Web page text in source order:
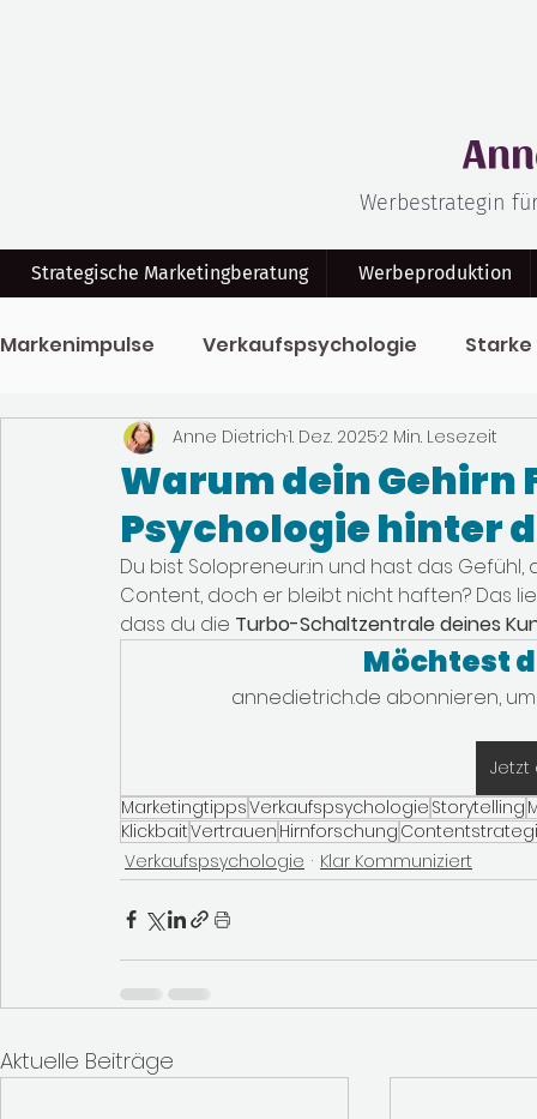
Werbestrategin
Strategische Marketingberatung Werbeproduktion
Markenimpulse Verkaufspsychologie
Klar Kommuniziert Bewegtbildmarketing
Warum dein Gehirn
Psychologie hinter
Anne Dietrich1. Dez. 20252 Min. Lesezeit
Du bist Solopreneur:in und hast das Gefühl,
Content, doch er bleibt nicht haften? Das
dass du die Turbo-Schaltzentrale deines
Möchtest
annedietrich.de abonnieren,
Jetzt
MarketingtippsVerkaufspsychologie Storytelling
KlickbaitVertrauen Hirnforschung
Verkaufspsychologie
Klar Kommuniziert
Aktuelle Beiträge